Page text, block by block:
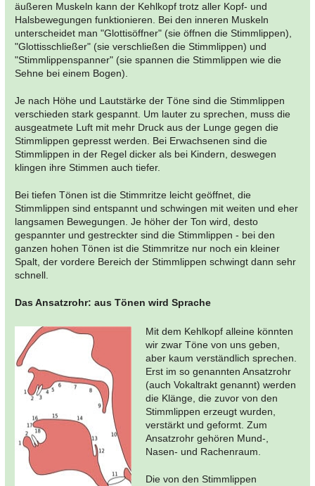
äußeren Muskeln kann der Kehlkopf trotz aller Kopf- und
Halsbewegungen funktionieren. Bei den inneren Muskeln
unterscheidet man "Glottisöffner" (sie öffnen die Stimmlippen),
"Glottisschließer" (sie verschließen die Stimmlippen) und
"Stimmlippenspanner" (sie spannen die Stimmlippen wie die
Sehne bei einem Bogen).
Je nach Höhe und Lautstärke der Töne sind die Stimmlippen
verschieden stark gespannt. Um lauter zu sprechen, muss die
ausgeatmete Luft mit mehr Druck aus der Lunge gegen die
Stimmlippen gepresst werden. Bei Erwachsenen sind die
Stimmlippen in der Regel dicker als bei Kindern, deswegen
klingen ihre Stimmen auch tiefer.
Bei tiefen Tönen ist die Stimmritze leicht geöffnet, die
Stimmlippen sind entspannt und schwingen mit weiten und eher
langsamen Bewegungen. Je höher der Ton wird, desto
gespannter und gestreckter sind die Stimmlippen - bei den
ganzen hohen Tönen ist die Stimmritze nur noch ein kleiner
Spalt, der vordere Bereich der Stimmlippen schwingt dann sehr
schnell.
Das Ansatzrohr: aus Tönen wird Sprache
Mit dem Kehlkopf alleine könnten
wir zwar Töne von uns geben,
aber kaum verständlich sprechen.
Erst im so genannten Ansatzrohr
(auch Vokaltrakt genannt) werden
die Klänge, die zuvor von den
Stimmlippen erzeugt wurden,
verstärkt und geformt. Zum
Ansatzrohr gehören Mund-,
Nasen- und Rachenraum.
Die von den Stimmlippen